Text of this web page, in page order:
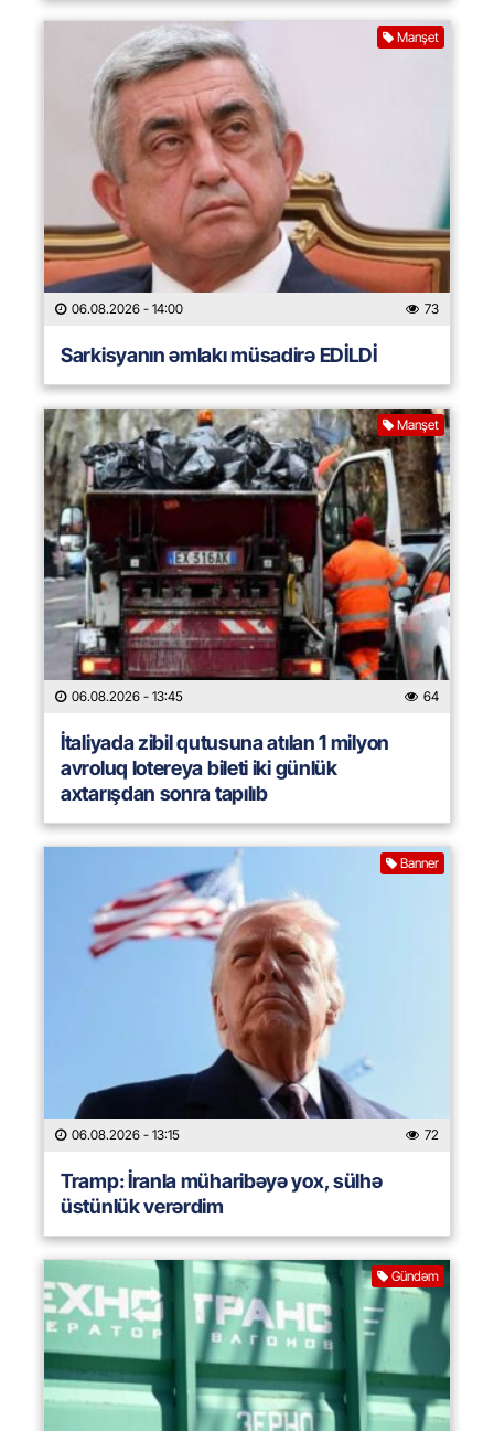
Manşet
06.08.2026 - 14:00 73
Sarkisyanın əmlakı müsadirə EDİLDİ
Manşet
06.08.2026 - 13:45 64
İtaliyada zibil qutusuna atılan 1 milyon
avroluq lotereya bileti iki günlük
axtarışdan sonra tapılıb
Banner
06.08.2026 - 13:15 72
Tramp: İranla müharibəyə yox, sülhə
üstünlük verərdim
Gündəm